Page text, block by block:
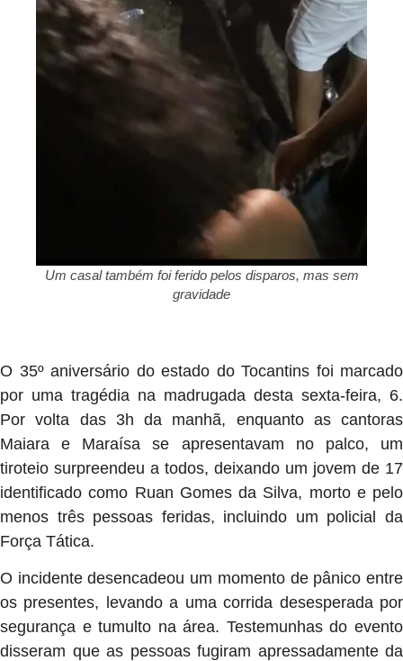
Um casal também foi ferido pelos disparos, mas sem
gravidade
O 35º aniversário do estado do Tocantins foi marcado
por uma tragédia na madrugada desta sexta-feira, 6.
Por volta das 3h da manhã, enquanto as cantoras
Maiara e Maraísa se apresentavam no palco, um
tiroteio surpreendeu a todos, deixando um jovem de 17
identificado como Ruan Gomes da Silva, morto e pelo
menos três pessoas feridas, incluindo um policial da
Força Tática.
O incidente desencadeou um momento de pânico entre
os presentes, levando a uma corrida desesperada por
segurança e tumulto na área. Testemunhas do evento
disseram que as pessoas fugiram apressadamente da